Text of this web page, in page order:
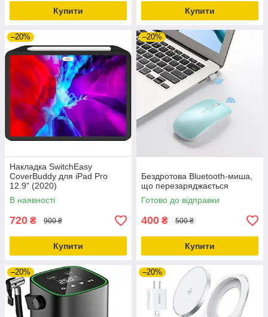
Купити Купити
–20%
Накладка SwitchEasy
CoverBuddy для iPad Pro
12.9" (2020)
В наявності
720 ₴ 900 ₴
Купити
–20%
Бездротова Bluetooth-миша,
що перезаряджається
Готово до відправки
400 ₴ 500 ₴
Купити
–20% –20%